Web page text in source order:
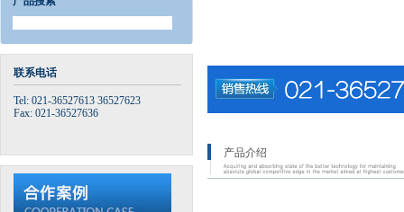
联系电话
Tel: 021-36527613 36527623
Fax: 021-36527636
产品介绍